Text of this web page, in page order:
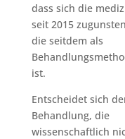
dass sich die
seit 2015
die seitdem als
ist.
Entscheidet sich
Behandlung, die
wissenschaftlich